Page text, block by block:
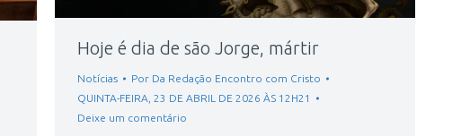
Hoje é dia de são Jorge, mártir
Notícias Por Da Redação Encontro com Cristo
QUINTA-FEIRA, 23 DE ABRIL DE 2026 ÀS 12H21
Deixe um comentário